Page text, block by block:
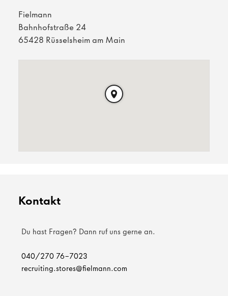
Fielmann
Bahnhofstraße 24
65428 Rüsselsheim am Main
Kontakt
Du hast Fragen? Dann ruf uns gerne an.
040/270 76-7023
recruiting.stores@fielmann.com